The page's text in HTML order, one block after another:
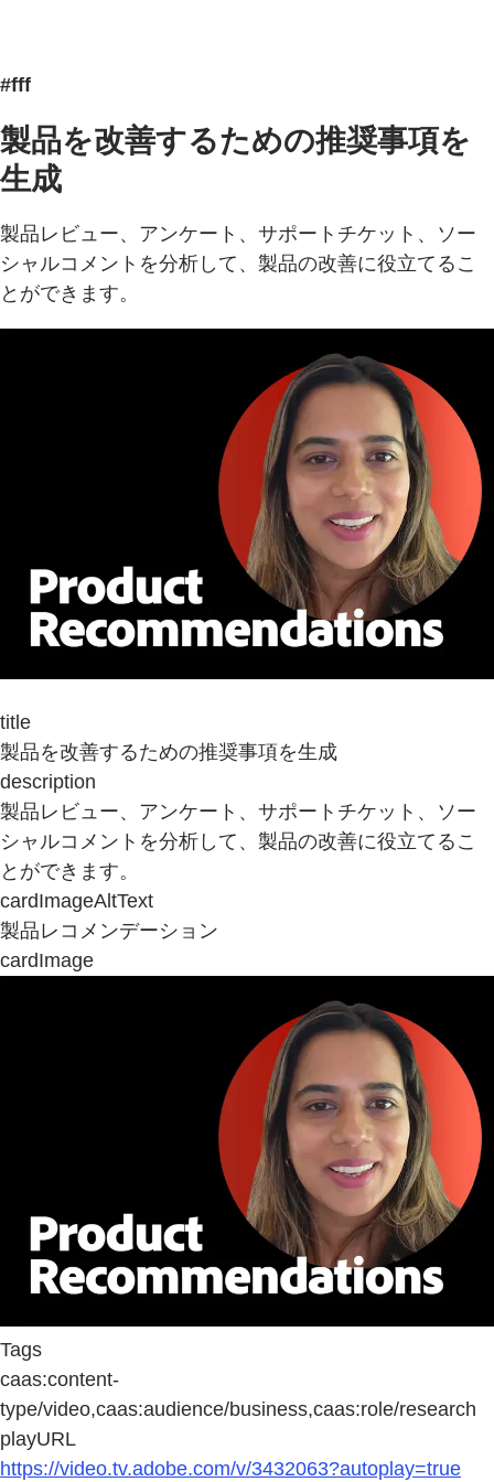
#fff
製品を改善するための推奨事項を
生成
製品レビュー、アンケート、サポートチケット、ソー
シャルコメントを分析して、製品の改善に役立てるこ
とができます。
title
製品を改善するための推奨事項を生成
description
製品レビュー、アンケート、サポートチケット、ソー
シャルコメントを分析して、製品の改善に役立てるこ
とができます。
cardImageAltText
製品レコメンデーション
cardImage
Tags
caas:content-
type/video,caas:audience/business,caas:role/research
playURL
https://video.tv.adobe.com/v/3432063?autoplay=true